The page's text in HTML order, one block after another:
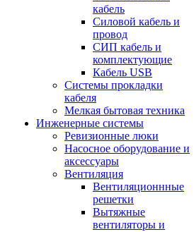
кабель
Силовой кабель и
провод
СИП кабель и
комплектующие
Кабель USB
Системы прокладки
кабеля
Мелкая бытовая техника
Инженерные системы
Ревизионные люки
Насосное оборудование и
аксессуары
Вентиляция
Вентиляционнные
решетки
Вытяжные
вентиляторы и